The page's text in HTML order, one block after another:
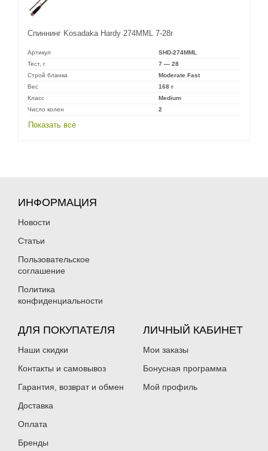
Спиннинг Kosadaka Hardy 274MML 7-28г
Артикул
SHD-274MML
Тест, г
7 — 28
Строй бланка
Moderate Fast
Вес
168 г
Класс
Medium
Число колен
2
Показать все
ИНФОРМАЦИЯ
Новости
Статьи
Пользовательское
соглашение
Политика
конфиденциальности
ДЛЯ ПОКУПАТЕЛЯ
Наши скидки
Контакты и самовывоз
Гарантия, возврат и обмен
Доставка
Оплата
Бренды
ЛИЧНЫЙ КАБИНЕТ
Мои заказы
Бонусная программа
Мой профиль